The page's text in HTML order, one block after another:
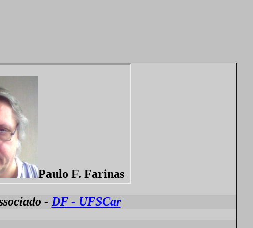
Paulo F. Farinas
- DF - UFSCar